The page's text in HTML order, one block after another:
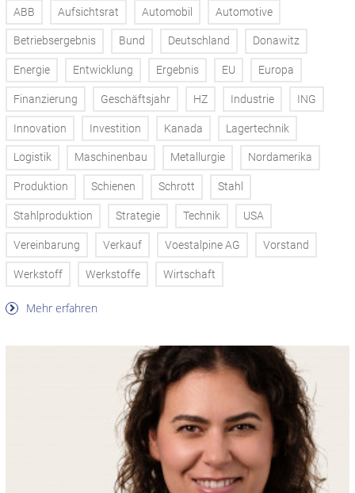
ABB Aufsichtsrat Automobil Automotive
Betriebsergebnis Bund Deutschland Donawitz
Energie Entwicklung Ergebnis EU Europa
Finanzierung Geschäftsjahr HZ Industrie ING
Innovation Investition Kanada Lagertechnik
Logistik Maschinenbau Metallurgie Nordamerika
Produktion Schienen Schrott Stahl
Stahlproduktion Strategie Technik USA
Vereinbarung Verkauf Voestalpine AG Vorstand
Werkstoff Werkstoffe Wirtschaft
Mehr erfahren